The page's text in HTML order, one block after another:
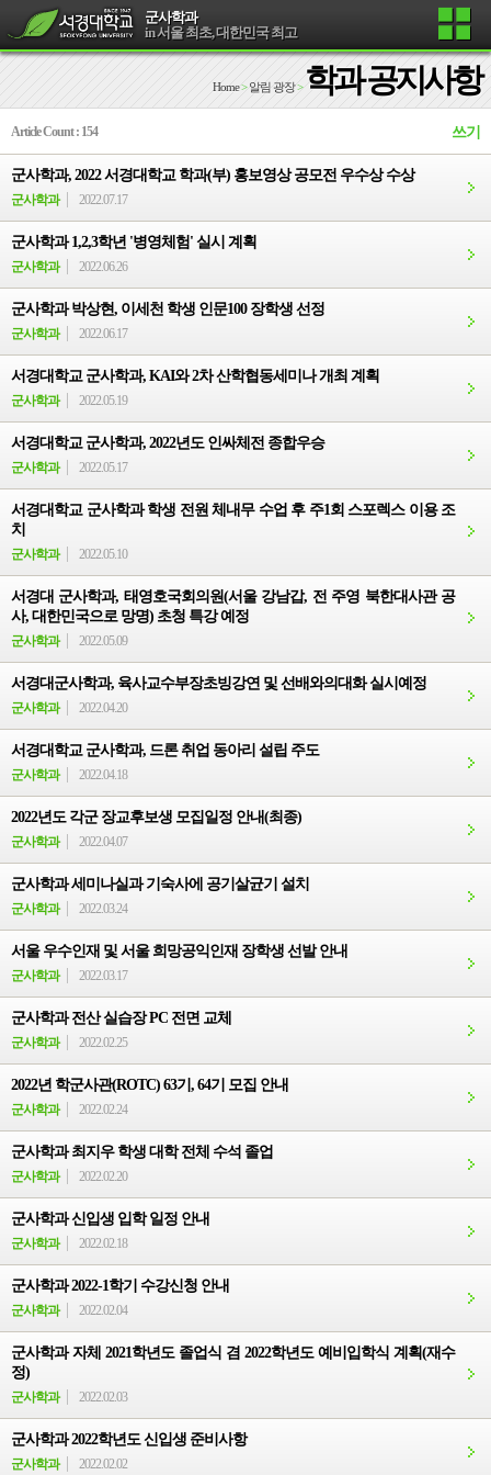
군사학과
in 서울 최초, 대한민국 최고
Home> 알림 광장> 학과 공지사항
Article Count : 154 쓰기
군사학과, 2022 서경대학교 학과(부) 홍보영상 공모전 우수상 수상
군사학과 2022.07.17
군사학과 1,2,3학년 '병영체험' 실시 계획
군사학과 2022.06.26
군사학과 박상현, 이세천 학생 인문100 장학생 선정
군사학과 2022.06.17
서경대학교 군사학과, KAI와 2차 산학협동세미나 개최 계획
군사학과 2022.05.19
서경대학교 군사학과, 2022년도 인싸체전 종합우승
군사학과 2022.05.17
서경대학교 군사학과 학생 전원 체내무 수업 후 주1회 스포렉스 이용 조
치
군사학과 2022.05.10
서경대 군사학과, 태영호국회의원(서울 강남갑, 전 주영 북한대사관 공
사, 대한민국으로 망명) 초청 특강 예정
군사학과 2022.05.09
서경대군사학과, 육사교수부장초빙강연 및 선배와의대화 실시예정
군사학과 2022.04.20
서경대학교 군사학과, 드론 취업 동아리 설립 주도
군사학과 2022.04.18
2022년도 각군 장교후보생 모집일정 안내(최종)
군사학과 2022.04.07
군사학과 세미나실과 기숙사에 공기살균기 설치
군사학과 2022.03.24
서울 우수인재 및 서울 희망공익인재 장학생 선발 안내
군사학과 2022.03.17
군사학과 전산 실습장 PC 전면 교체
군사학과 2022.02.25
2022년 학군사관(ROTC) 63기, 64기 모집 안내
군사학과 2022.02.24
군사학과 최지우 학생 대학 전체 수석 졸업
군사학과 2022.02.20
군사학과 신입생 입학 일정 안내
군사학과 2022.02.18
군사학과 2022-1학기 수강신청 안내
군사학과 2022.02.04
군사학과 자체 2021학년도 졸업식 겸 2022학년도 예비입학식 계획(재수
정)
군사학과 2022.02.03
군사학과 2022학년도 신입생 준비사항
군사학과 2022.02.02